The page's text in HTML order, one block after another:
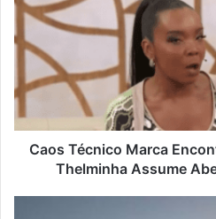
Caos Técnico Marca
Thelminha Assume